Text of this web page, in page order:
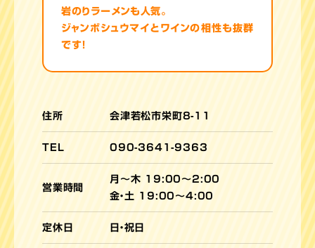
岩のりラーメンも人気。
ジャンボシュウマイとワインの相性も抜群
です！
住所 会津若松市栄町8-11
TEL 090-3641-9363
営業時間
月〜木 19:00～2:00
金・土 19:00～4:00
定休日 日・祝日